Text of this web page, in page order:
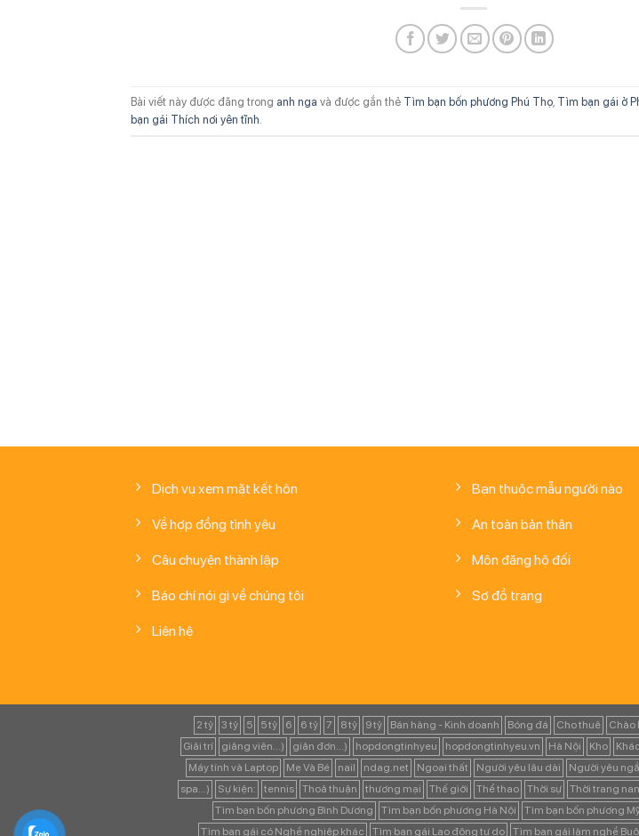
Bài viết này được đăng trong anh nga và được gắn thẻ Tìm bạn bốn phương Phú Thọ Tìm bạn gái ở
bạn gái Thích nơi yên tĩnh
Dịch vụ xem mặt kết hôn
Về hợp đồng tình yêu
Câu chuyện thành lập
Báo chí nói gì về chúng tôi
Liên hệ
Bạn thuộc mẫu người nào
An toàn bản thân
Môn đăng hộ đối
Sơ đồ trang
2 tỷ 3 tỷ 5 5 tỷ 6 6 tỷ 7 8 tỷ 9 tỷ Bán hàng - Kinh doanh Bóng đá Cho thuê Chào
Giải trí
giảng viên...) giản đơn...) hopdongtinhyeu hopdongtinhyeu.vn Hà Nội Kho Khác
Máy tính và Laptop
Mẹ Và Bé nail ndag.net Ngoại thất Người yêu lâu dài Người yêu
spa...)
Sự kiện: tennis Thoả thuận thương mại Thế giới Thể thao Thời sự Thời trang
Tìm bạn bốn phương Bình Dương
Tìm bạn bốn phương Hà Nội Tìm bạn bốn phương
Tìm bạn gái có Nghề nghiệp khác
Tìm bạn gái Lao động tự do Tìm bạn gái làm nghề